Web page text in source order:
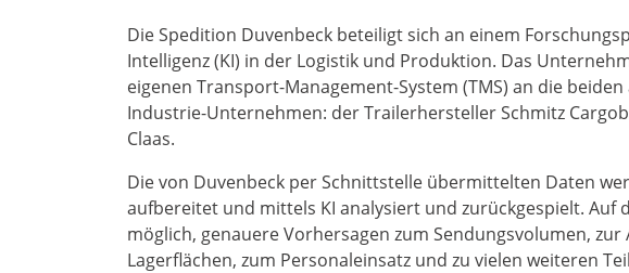
Die Spedition Duvenbeck beteiligt sich an einem
Intelligenz (KI) in der Logistik und Produktion. Das
eigenen Transport-Management-System (TMS) an die
Industrie-Unternehmen: der Trailerhersteller Schmitz
Claas.
Die von Duvenbeck per Schnittstelle übermittelten Daten
aufbereitet und mittels KI analysiert und zurückgespielt. Auf
möglich, genauere Vorhersagen zum Sendungsvolumen,
Lagerflächen, zum Personaleinsatz und zu vielen weiteren